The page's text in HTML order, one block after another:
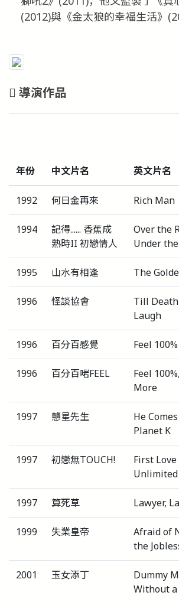
(2012)與《金太狼的幸福生活》
導演作品
年份 中文片名 英文片名
1992 何日金再來 Rich Man
1994
記得...... 香蕉成
熟時II 初戀情人
Over the
Under
1995 山水有相逢 The
1996 怪談協會
Till
Laugh
1996 百分百感覺 Feel 100%
1996 百分百啱FEEL
Feel
More
1997 戇星先生
He
Planet K
1997 初戀無TOUCH!
First Love
Unlimited
1997 算死草 Lawyer,
1999 失業皇帝
Afraid of
the
2001 玉女添丁
Dummy
Without a